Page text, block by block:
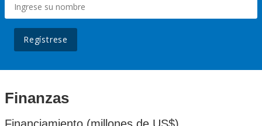
Regístrese
Finanzas